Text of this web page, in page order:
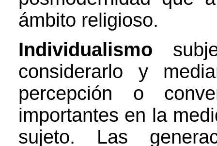
ámbito religioso.
Individualismo
considerarlo y
percepción o
importantes en la
sujeto. Las